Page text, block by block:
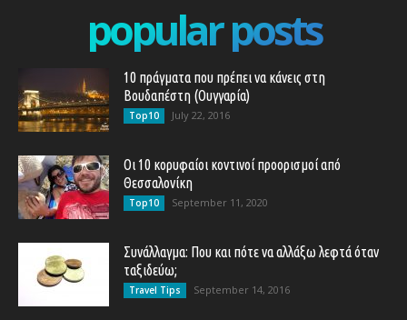
popular posts
10 πράγματα που πρέπει να κάνεις στη
Βουδαπέστη (Ουγγαρία)
Top10 July 22, 2016
Οι 10 κορυφαίοι κοντινοί προορισμοί από
Θεσσαλονίκη
Top10 September 11, 2020
Συνάλλαγμα: Που και πότε να αλλάξω λεφτά όταν
ταξιδεύω;
Travel Tips September 14, 2016